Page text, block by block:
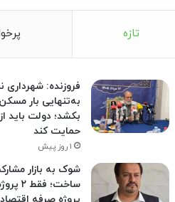
تازه
فروزنده: شهرداری
به‌تنهایی بار
بکشد؛ دولت باید
حمایت کند
۱ روز پیش
شوک به بازار